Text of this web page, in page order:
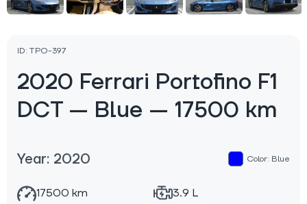
ID: TPO-397
2020 Ferrari Portofino F1
DCT — Blue — 17500 km
Year: 2020 Color: Blue
17500 km 3.9 L